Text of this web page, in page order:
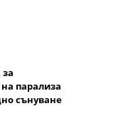
парализа
сънуване